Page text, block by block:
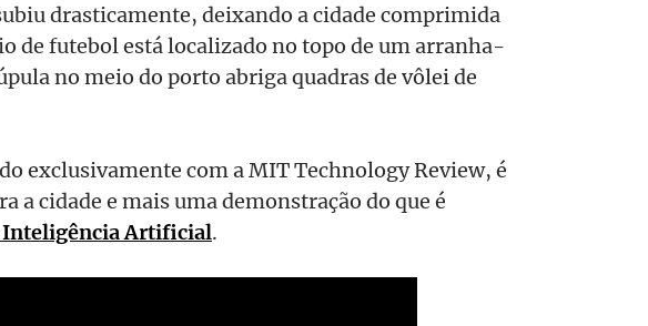
drasticamente, deixando a cidade comprimida
de futebol está localizado no topo de um arranha-
no meio do porto abriga quadras de vôlei de
exclusivamente com a MIT Technology Review, é
a cidade e mais uma demonstração do que é
Inteligência Artificial.